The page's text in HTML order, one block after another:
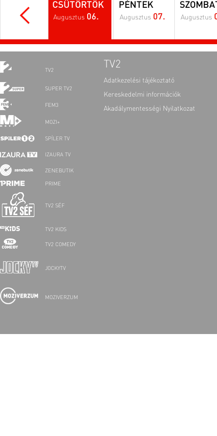
CSÜTÖRTÖK
Augusztus 06.
PÉNTEK
Augusztus 07. Augusztus
TV2
SUPER TV2
FEM3
MOZI+
SPÍLER TV
IZAURA TV
ZENEBUTIK
PRIME
TV2 SÉF
TV2 KIDS
TV2 COMEDY
JOCKYTV
MOZIVERZUM
TV2
Adatkezelési tájékoztató
Kereskedelmi információk
Akadálymentességi Nyilatkozat